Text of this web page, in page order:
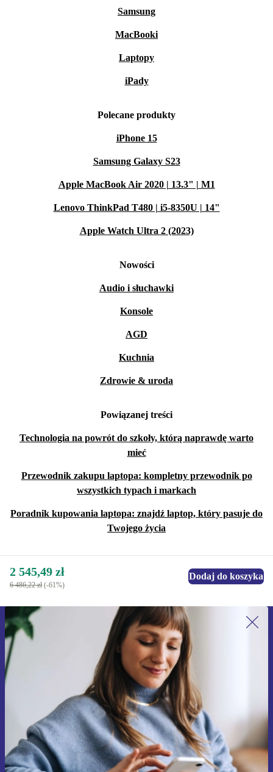
Samsung
MacBooki
Laptopy
iPady
Polecane produkty
iPhone 15
Samsung Galaxy S23
Apple MacBook Air 2020 | 13.3" | M1
Lenovo ThinkPad T480 | i5-8350U | 14"
Apple Watch Ultra 2 (2023)
Nowości
Audio i słuchawki
Konsole
AGD
Kuchnia
Zdrowie & uroda
Powiązanej treści
Technologia na powrót do szkoły, którą naprawdę warto
mieć
Przewodnik zakupu laptopa: kompletny przewodnik po
wszystkich typach i markach
Poradnik kupowania laptopa: znajdź laptop, który pasuje do
Twojego życia
2 545,49 zł
6 486,22 zł (-61%)
Dodaj do koszyka
Zapisz się na nasz newsletter!
Nie przegap żadnej oferty.
Zarejestruj się
Informacje na temat używania danych osobowych znajdują się w
naszej
Polityce prywatności